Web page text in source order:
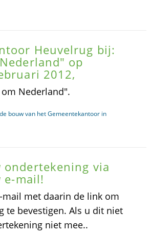
Heuvelrug bij:
op
2012,
Nederland".
bouw van het Gemeentekantoor in
ondertekening via
mail!
mail met daarin de link om
te bevestigen. Als u dit niet
niet mee..